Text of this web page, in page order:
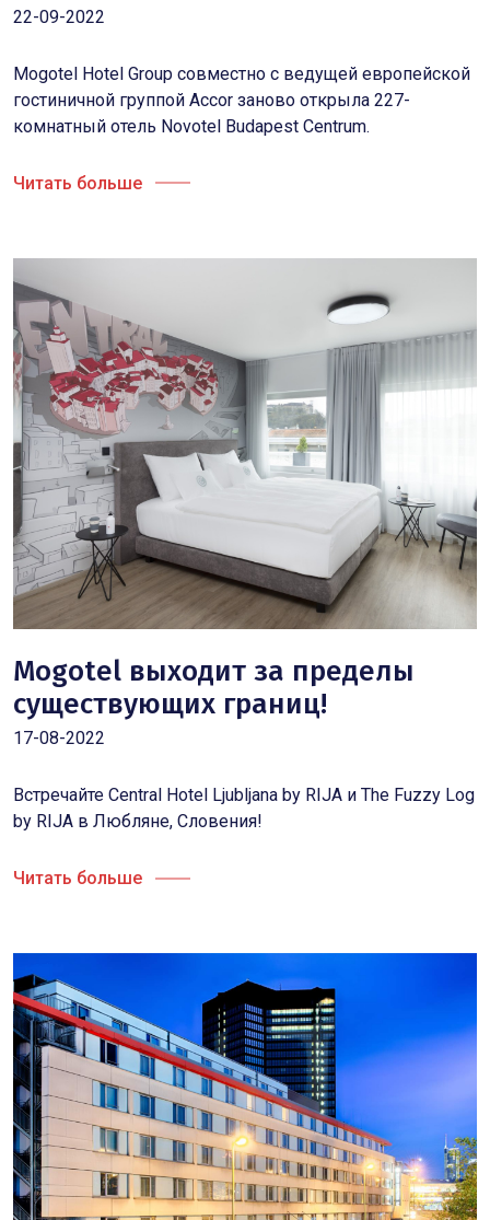
22-09-2022
Mogotel Hotel Group совместно с ведущей европейской
гостиничной группой Accor заново открыла 227-
комнатный отель Novotel Budapest Centrum.
Читать больше
Mogotel выходит за пределы
существующих границ!
17-08-2022
Встречайте Central Hotel Ljubljana by RIJA и The Fuzzy Log
by RIJA в Любляне, Словения!
Читать больше